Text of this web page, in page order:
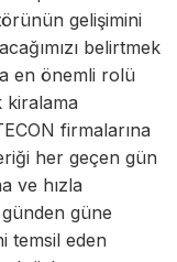
gelişimini
belirtmek
en önemli rolü
kiralama
firmalarına
her geçen gün
ve hızla
güne
temsil eden